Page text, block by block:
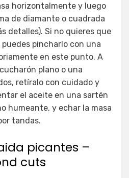
horizontalmente y luego
de diamante o cuadrada
detalles). Si no quieres que
pincharlo con una
en este punto. A
plano o una
retíralo con cuidado y
el aceite en una sartén
humeante, y echar la masa
tandas.
picantes –
cuts